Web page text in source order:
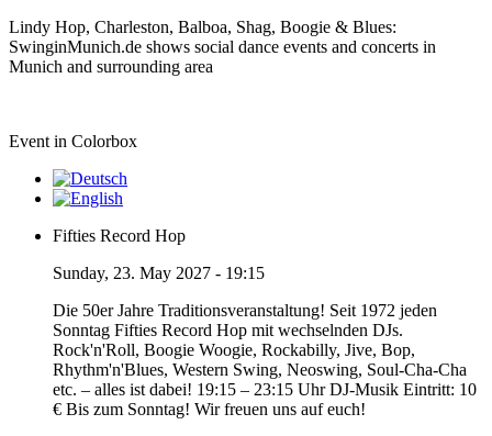
Lindy Hop, Charleston, Balboa, Shag, Boogie & Blues:
SwinginMunich.de shows social dance events and concerts in
Munich and surrounding area
Event in Colorbox
Fifties Record Hop
Sunday, 23. May 2027 - 19:15
Die 50er Jahre Traditionsveranstaltung! Seit 1972 jeden
Sonntag Fifties Record Hop mit wechselnden DJs.
Rock'n'Roll, Boogie Woogie, Rockabilly, Jive, Bop,
Rhythm'n'Blues, Western Swing, Neoswing, Soul-Cha-Cha
etc. – alles ist dabei! 19:15 – 23:15 Uhr DJ-Musik Eintritt: 10
€ Bis zum Sonntag! Wir freuen uns auf euch!